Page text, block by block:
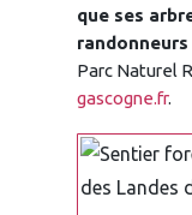
que ses
Parc Naturel
gascogne.fr.